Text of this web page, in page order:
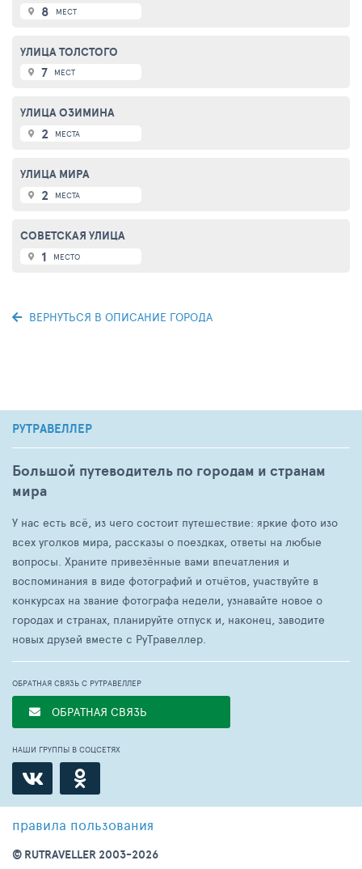
8 МЕСТ
УЛИЦА ТОЛСТОГО
7 МЕСТ
УЛИЦА ОЗИМИНА
2 МЕСТА
УЛИЦА МИРА
2 МЕСТА
СОВЕТСКАЯ УЛИЦА
1 МЕСТО
ВЕРНУТЬСЯ В ОПИСАНИЕ ГОРОДА
РУТРАВЕЛЛЕР
Большой путеводитель по городам и странам
мира
У нас есть всё, из чего состоит путешествие: яркие фото изо
всех уголков мира, рассказы о поездках, ответы на любые
вопросы. Храните привезённые вами впечатления и
воспоминания в виде фотографий и отчётов, участвуйте в
конкурсах на звание фотографа недели, узнавайте новое о
городах и странах, планируйте отпуск и, наконец, заводите
новых друзей вместе с РуТравеллер.
ОБРАТНАЯ СВЯЗЬ С РУТРАВЕЛЛЕР
ОБРАТНАЯ СВЯЗЬ
НАШИ ГРУППЫ В СОЦСЕТЯХ
© RUTRAVELLER 2003-2026
правила пользования